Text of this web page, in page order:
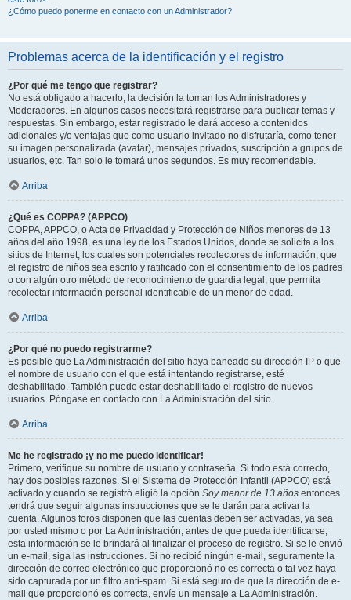
¿Cómo puedo ponerme en contacto con un Administrador?
Problemas acerca de la identificación y el registro
¿Por qué me tengo que registrar?
No está obligado a hacerlo, la decisión la toman los Administradores y
Moderadores. En algunos casos necesitará registrarse para publicar temas y
respuestas. Sin embargo, estar registrado le dará acceso a contenidos
adicionales y/o ventajas que como usuario invitado no disfrutaría, como tener
su imagen personalizada (avatar), mensajes privados, suscripción a grupos de
usuarios, etc. Tan solo le tomará unos segundos. Es muy recomendable.
Arriba
¿Qué es COPPA? (APPCO)
COPPA, APPCO, o Acta de Privacidad y Protección de Niños menores de 13
años del año 1998, es una ley de los Estados Unidos, donde se solicita a los
sitios de Internet, los cuales son potenciales recolectores de información, que
el registro de niños sea escrito y ratificado con el consentimiento de los padres
o con algún otro método de reconocimiento de guardia legal, que permita
recolectar información personal identificable de un menor de edad.
Arriba
¿Por qué no puedo registrarme?
Es posible que La Administración del sitio haya baneado su dirección IP o que
el nombre de usuario con el que está intentando registrarse, esté
deshabilitado. También puede estar deshabilitado el registro de nuevos
usuarios. Póngase en contacto con La Administración del sitio.
Arriba
Me he registrado ¡y no me puedo identificar!
Primero, verifique su nombre de usuario y contraseña. Si todo está correcto,
hay dos posibles razones. Si el Sistema de Protección Infantil (APPCO) está
activado y cuando se registró eligió la opción Soy menor de 13 años entonces
tendrá que seguir algunas instrucciones que se le darán para activar la
cuenta. Algunos foros disponen que las cuentas deben ser activadas, ya sea
por usted mismo o por La Administración, antes de que pueda identificarse;
esta información se le brindará al finalizar el proceso de registro. Si se le envió
un e-mail, siga las instrucciones. Si no recibió ningún e-mail, seguramente la
dirección de correo electrónico que proporcionó no es correcta o tal vez haya
sido capturada por un filtro anti-spam. Si está seguro de que la dirección de e-
mail que proporcionó es correcta, envíe un mensaje a La Administración.